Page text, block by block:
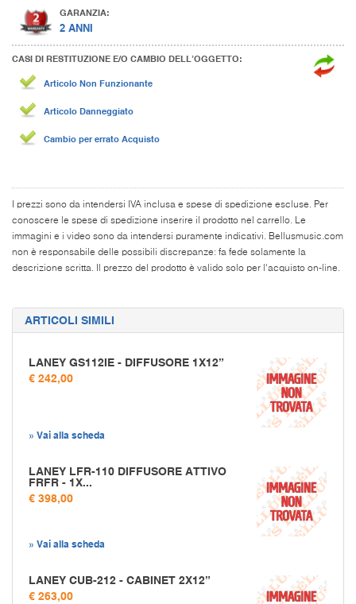
GARANZIA:
2 ANNI
CASI DI RESTITUZIONE E/O CAMBIO DELL’OGGETTO:
Articolo Non Funzionante
Articolo Danneggiato
Cambio per errato Acquisto
I prezzi sono da intendersi IVA inclusa e spese di spedizione escluse. Per
conoscere le spese di spedizione inserire il prodotto nel carrello. Le
immagini e i video sono da intendersi puramente indicativi. Bellusmusic.com
non è responsabile delle possibili discrepanze: fa fede solamente la
descrizione scritta. Il prezzo del prodotto è valido solo per l'acquisto on-line.
ARTICOLI SIMILI
LANEY GS112IE - DIFFUSORE 1X12”
€ 242,00
» Vai alla scheda
LANEY LFR-110 DIFFUSORE ATTIVO
FRFR - 1X...
€ 398,00
» Vai alla scheda
LANEY CUB-212 - CABINET 2X12”
€ 263,00